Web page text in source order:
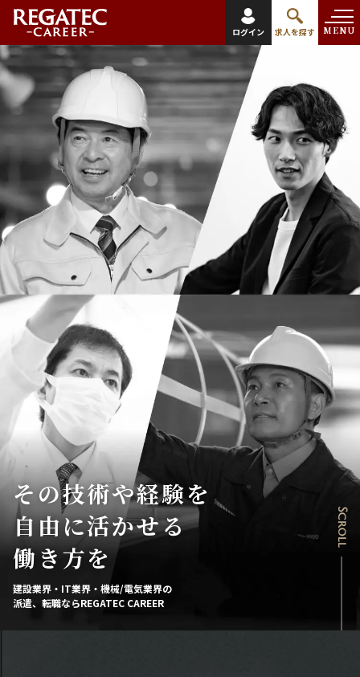
ログイン 求人を探す MENU
Scroll
その技術や経験を
自由に活かせる
働き方を
建設業界・IT業界・機械/電気業界の
派遣、転職ならREGATEC CAREER